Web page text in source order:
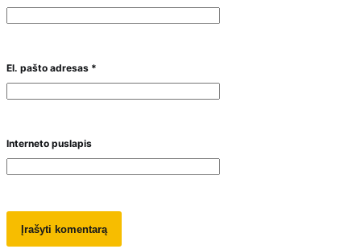
El. pašto adresas *
Interneto puslapis